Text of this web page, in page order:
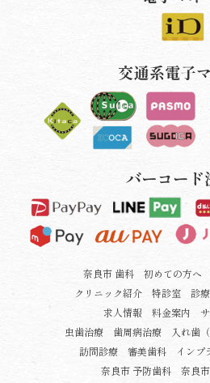
奈良市 歯科 初めての方へ
クリニック紹介
特診室 診
求人情報
料金案内
虫歯治療
歯周病治療 入れ歯（
訪問診療
審美歯科 インプ
奈良市 予防歯科
奈良